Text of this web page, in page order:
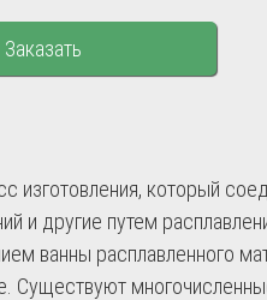
Заказать
изготовления, который
и другие путем
ванны расплавленного
Существуют